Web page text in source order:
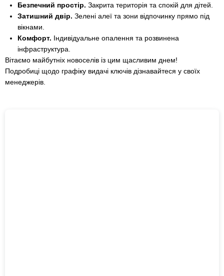
Безпечний простір. Закрита територія та спокій для дітей.
Затишний двір. Зелені алеї та зони відпочинку прямо під
вікнами.
Комфорт. Індивідуальне опалення та розвинена
інфраструктура.
Вітаємо майбутніх новоселів із цим щасливим днем!
Подробиці щодо графіку видачі ключів дізнавайтеся у своїх
менеджерів.